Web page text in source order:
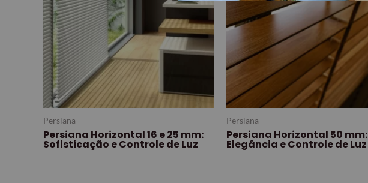
Persiana
Persiana Horizontal 16 e 25 mm:
Sofisticação e Controle de Luz
Persiana
Persiana Horizontal 50 mm:
Elegância e Controle de Luz